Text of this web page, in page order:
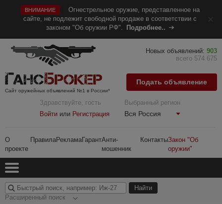
ВНИМАНИЕ
Огнестрельное оружие, представленное на
сайте, не подлежит свободной продаже в соответствии с
законом "Об оружии РФ".
Подробнее..
Сайт оружейных объявлений №1 в России*
Здравствуйте, гость
Войти или Регистрация
Выбранный регион
Вся Россия
О
проекте
ПравилаРекламаГарантАнти-
мошенник
КонтактыЗакон "Об
оружии"
Новых объявлений: 903
всего 574 675
Подать объявление
Расширенный поиск